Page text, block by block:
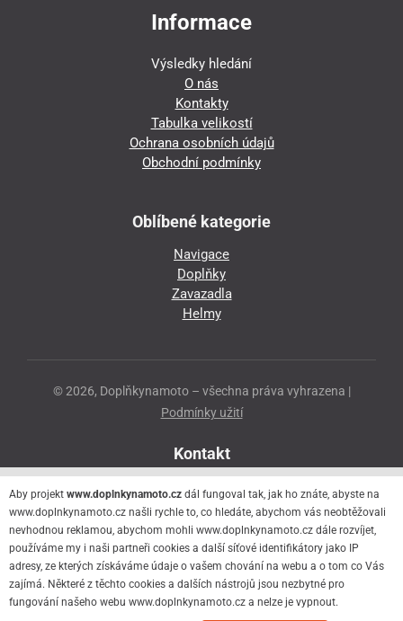
Informace
Výsledky hledání
O nás
Kontakty
Tabulka velikostí
Ochrana osobních údajů
Obchodní podmínky
Oblíbené kategorie
Navigace
Doplňky
Zavazadla
Helmy
© 2026, Doplňkynamoto – všechna práva vyhrazena |
Podmínky užití
Kontakt
Přeloučská 86
530 06 Pardubice - Staré Čivice
776 056 073
motorider.rf@seznam.cz
Aby projekt www.doplnkynamoto.cz dál fungoval tak, jak ho znáte, abyste na
www.doplnkynamoto.cz našli rychle to, co hledáte, abychom vás neobtěžovali
nevhodnou reklamou, abychom mohli www.doplnkynamoto.cz dále rozvíjet,
používáme my i naši partneři cookies a další síťové identifikátory jako IP
adresy, ze kterých získáváme údaje o vašem chování na webu a o tom co Vás
zajímá. Některé z těchto cookies a dalších nástrojů jsou nezbytné pro
fungování našeho webu www.doplnkynamoto.cz a nelze je vypnout.